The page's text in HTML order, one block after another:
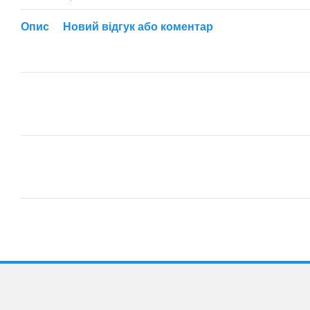
Опис Новий відгук або коментар